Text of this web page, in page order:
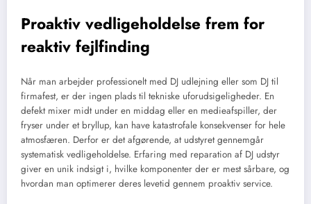
Proaktiv vedligeholdelse frem for
reaktiv fejlfinding
Når man arbejder professionelt med DJ udlejning eller som DJ til
firmafest, er der ingen plads til tekniske uforudsigeligheder. En
defekt mixer midt under en middag eller en medieafspiller, der
fryser under et bryllup, kan have katastrofale konsekvenser for hele
atmosfæren. Derfor er det afgørende, at udstyret gennemgår
systematisk vedligeholdelse. Erfaring med reparation af DJ udstyr
giver en unik indsigt i, hvilke komponenter der er mest sårbare, og
hvordan man optimerer deres levetid gennem proaktiv service.